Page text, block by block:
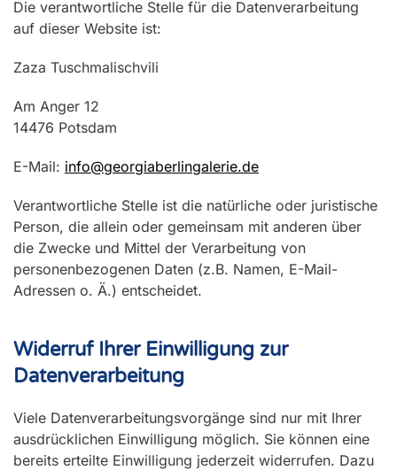
Die verantwortliche Stelle für die Datenverarbeitung
auf dieser Website ist:
Zaza Tuschmalischvili
Am Anger 12
14476 Potsdam
E-Mail: info@georgiaberlingalerie.de
Verantwortliche Stelle ist die natürliche oder juristische
Person, die allein oder gemeinsam mit anderen über
die Zwecke und Mittel der Verarbeitung von
personenbezogenen Daten (z.B. Namen, E-Mail-
Adressen o. Ä.) entscheidet.
Widerruf Ihrer Einwilligung zur
Datenverarbeitung
Viele Datenverarbeitungsvorgänge sind nur mit Ihrer
ausdrücklichen Einwilligung möglich. Sie können eine
bereits erteilte Einwilligung jederzeit widerrufen. Dazu